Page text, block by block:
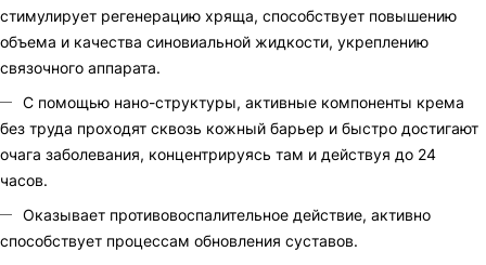
стимулирует регенерацию хряща, способствует повышению
объема и качества синовиальной жидкости, укреплению
связочного аппарата.
С помощью нано-структуры, активные компоненты крема
без труда проходят сквозь кожный барьер и быстро достигают
очага заболевания, концентрируясь там и действуя до 24
часов.
Оказывает противовоспалительное действие, активно
способствует процессам обновления суставов.